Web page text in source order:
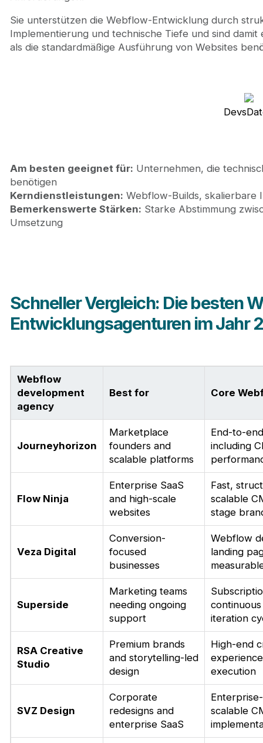
Sie unterstützen die Webflow-Entwicklung durch
Implementierung und technische Tiefe und sind
als die standardmäßige Ausführung von Websites
Am besten geeignet für: Unternehmen, die
benötigen
Kerndienstleistungen: Webflow-Builds, skalierbare
Bemerkenswerte Stärken: Starke Abstimmung
Umsetzung
Schneller Vergleich: Die besten
Entwicklungsagenturen im Jahr
Webflow
development
agency
Best for Core
Journeyhorizon
Marketplace
founders and
scalable platforms
End-to-
including
Flow Ninja
Enterprise SaaS
and high-scale
websites
Fast,
scalable
stage
Veza Digital
Conversion-
focused
businesses
Webflow
landing
Superside
Marketing teams
needing ongoing
support
iteration
RSA Creative
Studio
Premium brands
and storytelling-led
design
High-end
execution
SVZ Design
Corporate
redesigns and
enterprise SaaS
scalable